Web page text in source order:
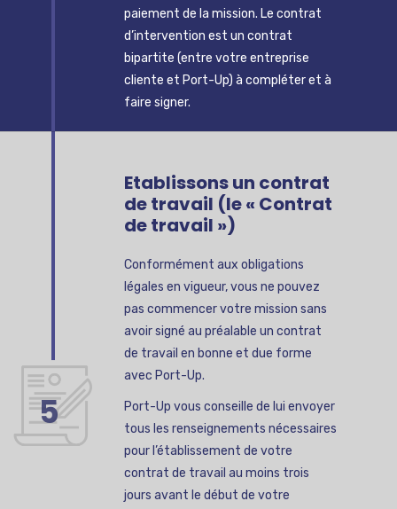
paiement de la mission. Le contrat
d’intervention est un contrat
bipartite (entre votre entreprise
cliente et Port-Up) à compléter et à
faire signer.
5
Etablissons un contrat
de travail (le « Contrat
de travail »)
Conformément aux obligations
légales en vigueur, vous ne pouvez
pas commencer votre mission sans
avoir signé au préalable un contrat
de travail en bonne et due forme
avec Port-Up.
Port-Up vous conseille de lui envoyer
tous les renseignements nécessaires
pour l’établissement de votre
contrat de travail au moins trois
jours avant le début de votre